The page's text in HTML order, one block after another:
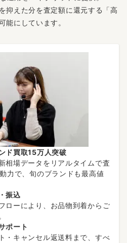
抑えた分を査定額に還元する「高
能にしています。
ド買取15万人突破
相場データをリアルタイムで査
力で、旬のブランドも最高値
振込
ローにより、お品物到着からご
ポート
・キャンセル返送料まで、すべ